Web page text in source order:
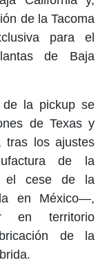
de la Tacoma
para el
de Baja
de la pickup se
de Texas y
tras los ajustes
de la
el cese de la
en México—,
en territorio
de la